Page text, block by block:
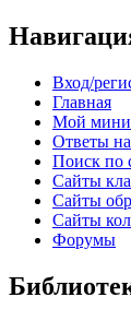
Вход/
Главная
Мой
Ответы
Поиск по
Сайты
Сайты
Сайты
Форумы